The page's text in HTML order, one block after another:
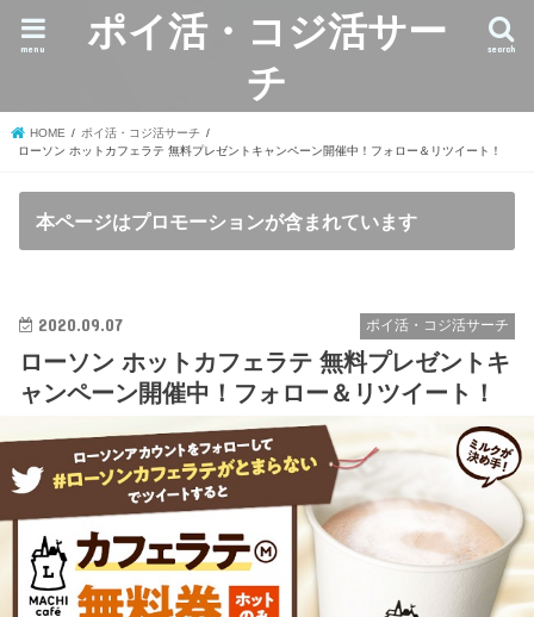
ポイ活・コジ活サー
チ
search
menu
HOME
ポイ活・コジ活サーチ
ローソン ホットカフェラテ 無料プレゼントキャンペーン開催中！フォロー＆リツイート！
本ページはプロモーションが含まれています
ポイ活・コジ活サーチ
2020.09.07
ローソン ホットカフェラテ 無料プレゼントキ
ャンペーン開催中！フォロー＆リツイート！